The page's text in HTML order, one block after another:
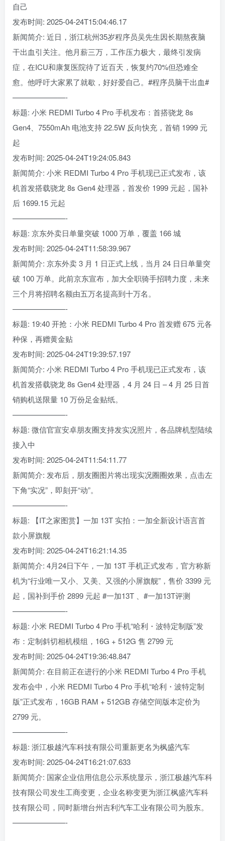
自己
发布时间: 2025-04-24T15:04:46.17
新闻简介: 近日，浙江杭州35岁程序员吴先生因长期熬夜脑
干出血引关注。他月薪三万，工作压力极大，最终引发病
症，在ICU和康复医院待了近百天，恢复约70%但恐难全
愈。他呼吁大家累了就歇，好好爱自己。#程序员脑干出血#
———————-
标题: 小米 REDMI Turbo 4 Pro 手机发布：首搭骁龙 8s
Gen4、7550mAh 电池支持 22.5W 反向快充，首销 1999 元
起
发布时间: 2025-04-24T19:24:05.843
新闻简介: 小米 REDMI Turbo 4 Pro 手机现已正式发布，该
机首发搭载骁龙 8s Gen4 处理器，首发价 1999 元起，国补
后 1699.15 元起
———————-
标题: 京东外卖日单量突破 1000 万单，覆盖 166 城
发布时间: 2025-04-24T11:58:39.967
新闻简介: 京东外卖 3 月 1 日正式上线，当月 24 日日单量突
破 100 万单。此前京东宣布，加大全职骑手招聘力度，未来
三个月将招聘名额由五万名提高到十万名。
———————-
标题: 19:40 开抢：小米 REDMI Turbo 4 Pro 首发赠 675 元各
种保，再赠黄金贴
发布时间: 2025-04-24T19:39:57.197
新闻简介: 小米 REDMI Turbo 4 Pro 手机现已正式发布，该
机首发搭载骁龙 8s Gen4 处理器，4 月 24 日 – 4 月 25 日首
销购机送限量 10 万份足金贴纸。
———————-
标题: 微信官宣安卓朋友圈支持发实况照片，各品牌机型陆续
接入中
发布时间: 2025-04-24T11:54:11.77
新闻简介: 发布后，朋友圈图片将出现实况圈圈效果，点击左
下角“实况”，即刻开“动”。
———————-
标题: 【IT之家图赏】一加 13T 实拍：一加全新设计语言首
款小屏旗舰
发布时间: 2025-04-24T16:21:14.35
新闻简介: 4月24日下午，一加 13T 手机正式发布，官方称新
机为“行业唯一又小、又美、又强的小屏旗舰”，售价 3399 元
起，国补到手价 2899 元起 #一加13T 、#一加13T评测
———————-
标题: 小米 REDMI Turbo 4 Pro 手机“哈利・波特定制版”发
布：定制斜切相机模组，16G + 512G 售 2799 元
发布时间: 2025-04-24T19:36:48.847
新闻简介: 在目前正在进行的小米 REDMI Turbo 4 Pro 手机
发布会中，小米 REDMI Turbo 4 Pro 手机“哈利・波特定制
版”正式发布，16GB RAM + 512GB 存储空间版本定价为
2799 元。
———————-
标题: 浙江极越汽车科技有限公司重新更名为枫盛汽车
发布时间: 2025-04-24T16:21:07.633
新闻简介: 国家企业信用信息公示系统显示，浙江极越汽车科
技有限公司发生工商变更，企业名称变更为浙江枫盛汽车科
技有限公司，同时新增台州吉利汽车工业有限公司为股东。
———————-